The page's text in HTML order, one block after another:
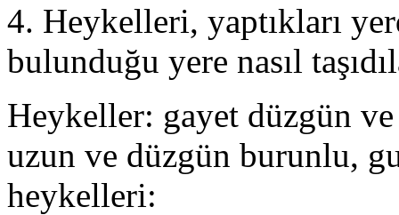
4. Heykelleri, yaptıkları
bulunduğu yere nasıl
Heykeller: gayet düzgün
uzun ve düzgün burunlu,
heykelleri: